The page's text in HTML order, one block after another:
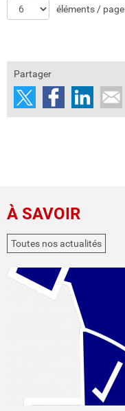
éléments / page
Partager
À SAVOIR
Toutes nos actualités